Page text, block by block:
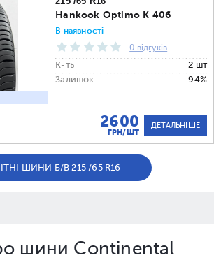
Hankook Optimo K 406
В наявності
0 відгуків
К-ть
2 шт
Залишок
94%
2600
ГРН/ШТ
ДЕТАЛЬНІШЕ
ШИНИ Б/В 215 /65 R16
шини Continental